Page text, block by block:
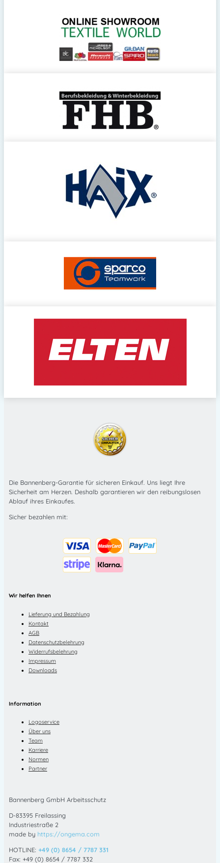
Die Bannenberg-Garantie für sicheren Einkauf. Uns liegt Ihre
Sicherheit am Herzen. Deshalb garantieren wir den reibungslosen
Ablauf ihres Einkaufes.
Sicher bezahlen mit:
Wir helfen Ihnen
Lieferung und Bezahlung
Kontakt
AGB
Datenschutzbelehrung
Widerrufsbelehrung
Impressum
Downloads
Information
Logoservice
Über uns
Team
Karriere
Normen
Partner
Bannenberg GmbH Arbeitsschutz
D-83395 Freilassing
Industriestraße 2
made by https://ongema.com
HOTLINE: +49 (0) 8654 / 7787 331
Fax: +49 (0) 8654 / 7787 332